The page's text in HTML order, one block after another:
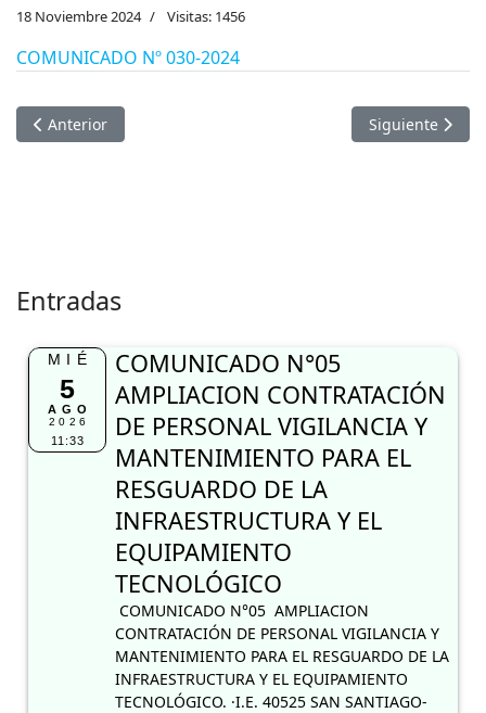
18 Noviembre 2024 Visitas: 1456
COMUNICADO Nº 030-2024
Artículo anterior: PUBLICACIÓN DE CUADRO PRELIMINAR -
Anterior Artículo
Siguiente
Entradas
MIÉ
5
AGO
2026
11:33
COMUNICADO N°05
AMPLIACION CONTRATACIÓN
DE PERSONAL VIGILANCIA Y
MANTENIMIENTO PARA EL
RESGUARDO DE LA
INFRAESTRUCTURA Y EL
EQUIPAMIENTO
TECNOLÓGICO
COMUNICADO N°05 AMPLIACION
CONTRATACIÓN DE PERSONAL VIGILANCIA Y
MANTENIMIENTO PARA EL RESGUARDO DE LA
INFRAESTRUCTURA Y EL EQUIPAMIENTO
TECNOLÓGICO. ·I.E. 40525 SAN SANTIAGO-